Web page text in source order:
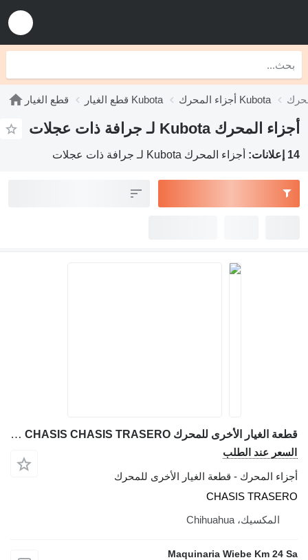
قطع الغيار قطع الغيار Kubota أجزاء المحرك Kubota
أجزاء المحرك Kubota لـ جرافة ذات عجلات
14 إعلانات: أجزاء المحرك Kubota لـ جرافة ذات عجلات
قطعة الغيار الأخرى للمحرك CHASIS CHASIS TRASERO لـ جرافة ذات عجلات Kubota R420S
السعر عند الطلب
أجزاء المحرك - قطعة الغيار الأخرى للمحرك
CHASIS TRASERO
المكسيك، Chihuahua
Maquinaria Wiebe Km 24 Sa